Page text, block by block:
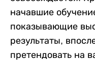
начавшие
показывающие
результаты,
претендовать на